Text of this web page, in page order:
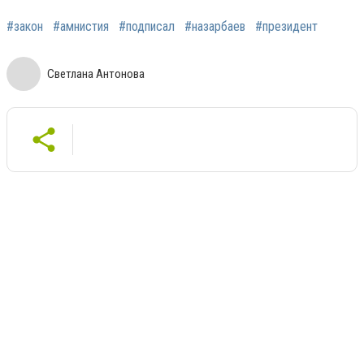
#закон #амнистия #подписал #назарбаев #президент
Светлана Антонова